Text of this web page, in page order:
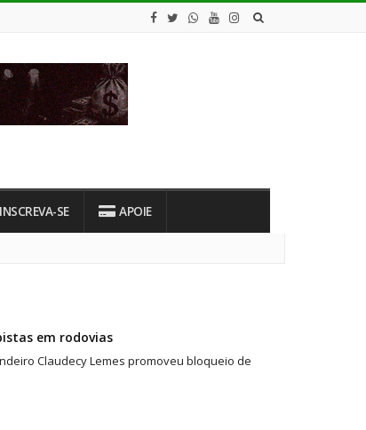
INSCREVA-SE APOIE
em rodovias
Claudecy Lemes promoveu bloqueio de